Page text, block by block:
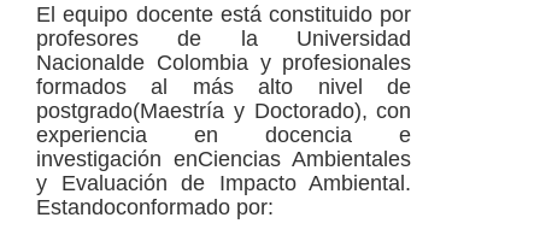
El equipo docente está constituido por
profesores de la Universidad
Nacionalde Colombia y profesionales
formados al más alto nivel de
postgrado(Maestría y Doctorado), con
experiencia en docencia e
investigación enCiencias Ambientales
y Evaluación de Impacto Ambiental.
Estandoconformado por: